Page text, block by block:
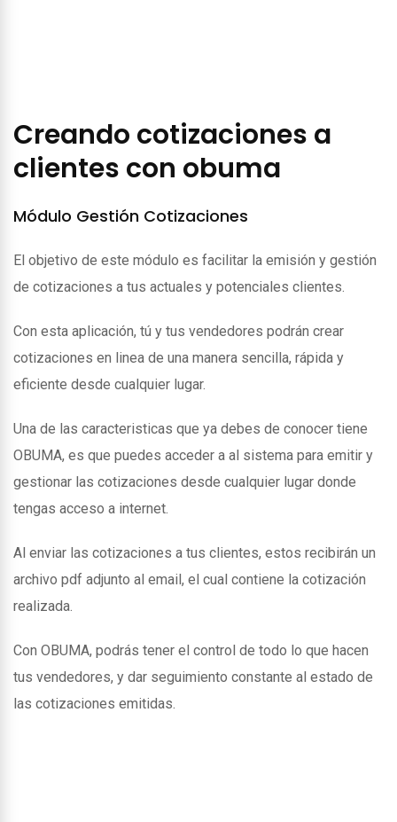
Creando cotizaciones a
clientes con obuma
Módulo Gestión Cotizaciones
El objetivo de este módulo es facilitar la emisión y gestión
de cotizaciones a tus actuales y potenciales clientes.
Con esta aplicación, tú y tus vendedores podrán crear
cotizaciones en linea de una manera sencilla, rápida y
eficiente desde cualquier lugar.
Una de las caracteristicas que ya debes de conocer tiene
OBUMA, es que puedes acceder a al sistema para emitir y
gestionar las cotizaciones desde cualquier lugar donde
tengas acceso a internet.
Al enviar las cotizaciones a tus clientes, estos recibirán un
archivo pdf adjunto al email, el cual contiene la cotización
realizada.
Con OBUMA, podrás tener el control de todo lo que hacen
tus vendedores, y dar seguimiento constante al estado de
las cotizaciones emitidas.